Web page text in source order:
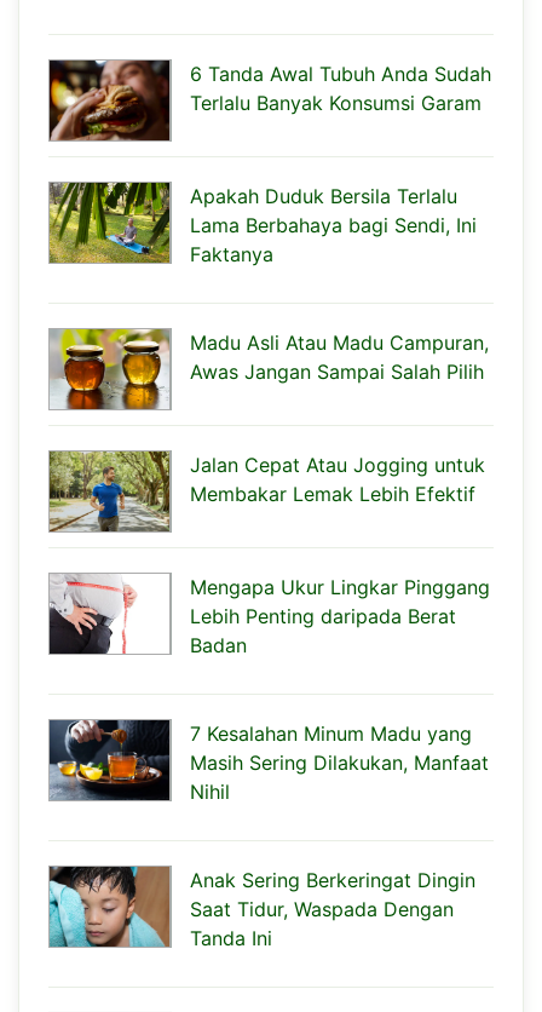
6 Tanda Awal Tubuh Anda Sudah
Terlalu Banyak Konsumsi Garam
Apakah Duduk Bersila Terlalu
Lama Berbahaya bagi Sendi, Ini
Faktanya
Madu Asli Atau Madu Campuran,
Awas Jangan Sampai Salah Pilih
Jalan Cepat Atau Jogging untuk
Membakar Lemak Lebih Efektif
Mengapa Ukur Lingkar Pinggang
Lebih Penting daripada Berat
Badan
7 Kesalahan Minum Madu yang
Masih Sering Dilakukan, Manfaat
Nihil
Anak Sering Berkeringat Dingin
Saat Tidur, Waspada Dengan
Tanda Ini